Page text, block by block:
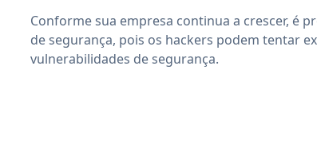
Conforme sua empresa continua a crescer, é
de segurança, pois os hackers podem tentar
vulnerabilidades de segurança.